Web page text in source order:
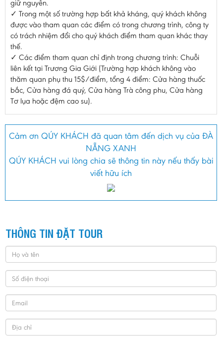
giữ nguyên.
✓ Trong một số trường hợp bất khả kháng, quý khách không
được vào tham quan các điểm có trong chương trình, công ty
có trách nhiệm đổi cho quý khách điểm tham quan khác thay
thế.
✓ Các điểm tham quan chỉ định trong chương trình: Chuỗi
liên kết tại Trương Gia Giới (Trường hợp khách không vào
thăm quan phụ thu 15$/điểm, tổng 4 điểm: Cửa hàng thuốc
bắc, Cửa hàng đá quý, Cửa hàng Trà công phu, Cửa hàng
Tơ lụa hoặc đệm cao su).
Cảm ơn QÚY KHÁCH đã quan tâm đến dịch vụ của ĐÀ
NẴNG XANH
QÚY KHÁCH vui lòng chia sẽ thông tin này nếu thấy bài
viết hữu ích
THÔNG TIN ĐẶT TOUR